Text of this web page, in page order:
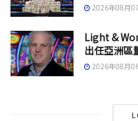
2026年08月
Light &
出任亞洲區
2026年08月